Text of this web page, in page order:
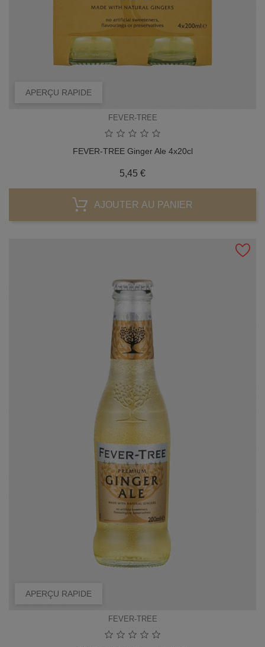
APERÇU RAPIDE
FEVER-TREE
FEVER-TREE Ginger Ale 4x20cl
5,45 €Prix
AJOUTER AU PANIER
APERÇU RAPIDE
FEVER-TREE